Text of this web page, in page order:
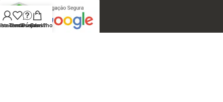
conta
de desejos
Tem Dúvidas?
Carrinho